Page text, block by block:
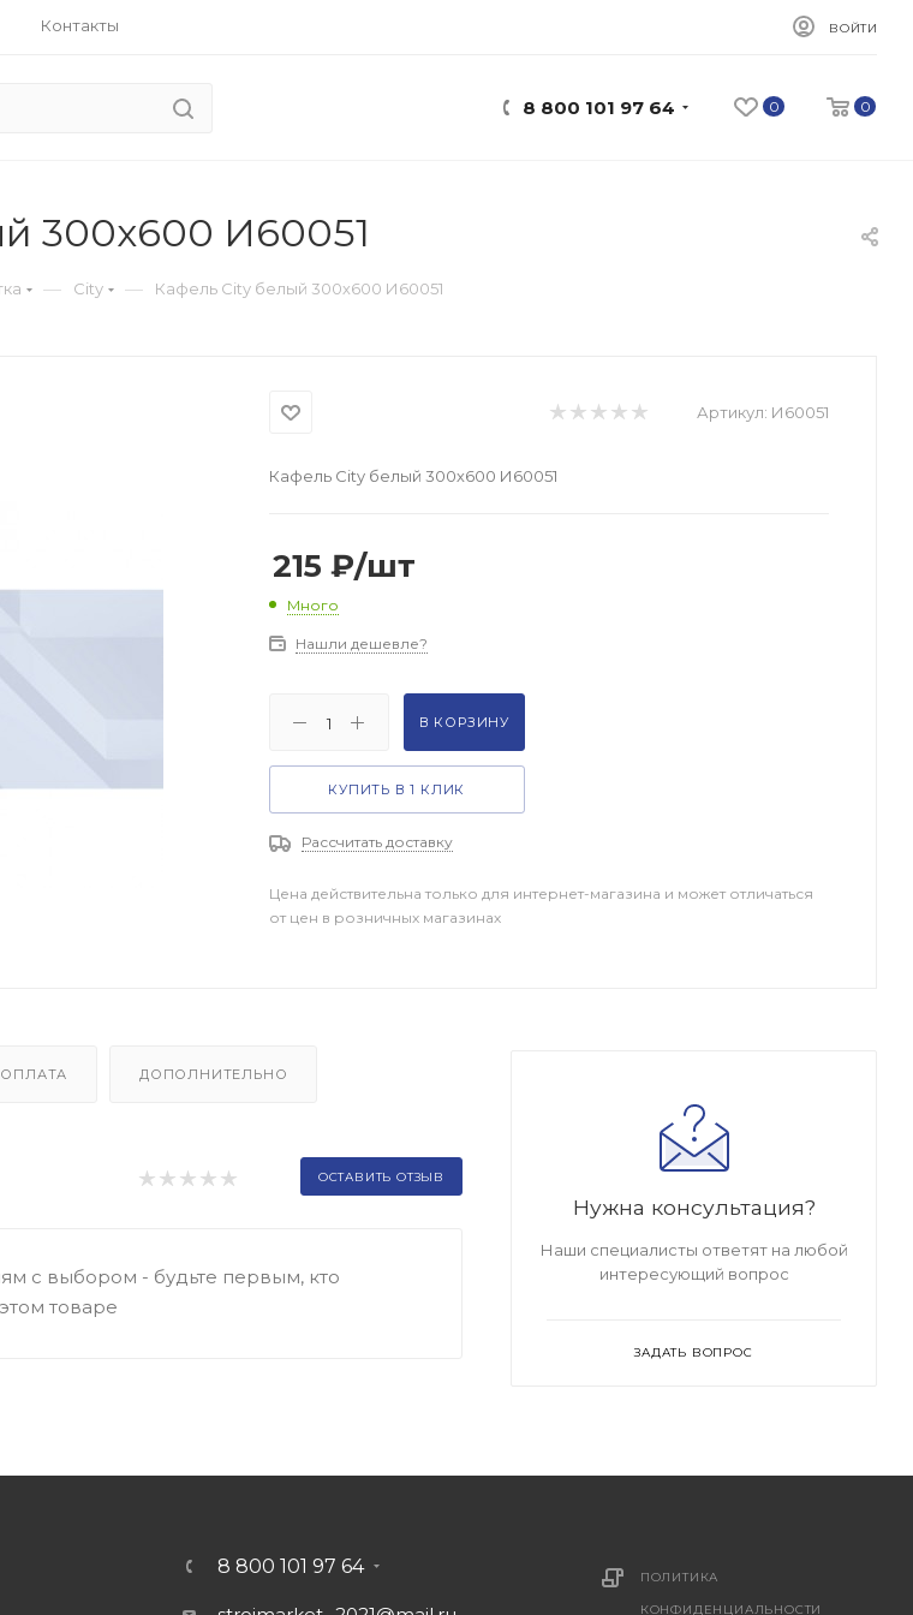
Контакты ВОЙТИ
0 0
8 800 101 97 64
300х600 И60051
— City — Кафель City белый 300х600 И60051
Артикул: И60051
Кафель City белый 300х600 И60051
215 ₽/шт
Много
Нашли дешевле?
В КОРЗИНУ
КУПИТЬ В 1 КЛИК
Рассчитать доставку
Цена действительна только для интернет-магазина и может отличаться
от цен в розничных магазинах
ОПЛАТА ДОПОЛНИТЕЛЬНО
ОСТАВИТЬ ОТЗЫВ
с выбором - будьте первым, кто
товаре
Нужна консультация?
Наши специалисты ответят на любой
интересующий вопрос
ЗАДАТЬ ВОПРОС
8 800 101 97 64 ПОЛИТИКА
КОНФИДЕНЦИАЛЬНОСТИ